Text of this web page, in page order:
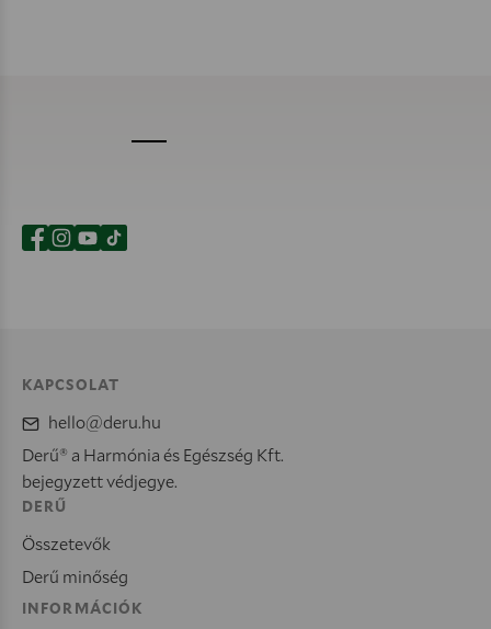
KAPCSOLAT
hello@deru.hu
Derű® a Harmónia és Egészség Kft.
bejegyzett védjegye.
DERŰ
Összetevők
Derű minőség
INFORMÁCIÓK